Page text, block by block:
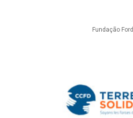
Fundação Ford